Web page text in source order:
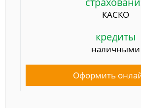
КАСКО
кредиты
наличными
Оформить